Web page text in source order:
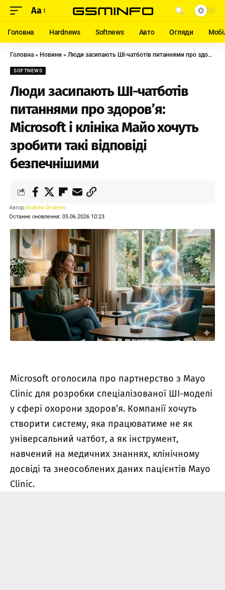
Aa
Головна Hardnews Softnews Авто Огляди
Головна » Новини » Люди засипають ШІ-чатботів питаннями про здоров’я: Microsoft і клініка Майо хочуть зробити такі відповіді безпечнішими
SOFTNEWS
Люди засипають ШІ-чатботів
питаннями про здоров’я:
Microsoft і клініка Майо хочуть
зробити такі відповіді
безпечнішими
Останнє оновлення: 05.06.2026 10:23
Автор:Andrew Orobets
Microsoft оголосила про партнерство з Mayo
Clinic для розробки спеціалізованої ШІ-моделі
у сфері охорони здоров’я. Компанії хочуть
створити систему, яка працюватиме не як
універсальний чатбот, а як інструмент,
навчений на медичних знаннях, клінічному
досвіді та знеособлених даних пацієнтів Mayo
Clinic.